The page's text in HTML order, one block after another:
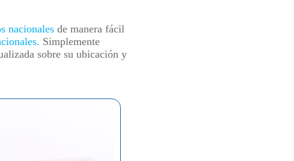
nacionales de manera fácil
Simplemente
sobre su ubicación y